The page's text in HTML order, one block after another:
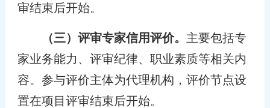
审结束后开始。
（三）评审专家信用评价。 主要包括专
家业务能力、评审纪律、职业素质等相关内
容。参与评价主体为代理机构，评价节点设
置在项目评审结束后开始。